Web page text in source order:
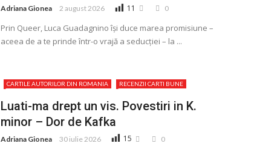
Adriana Gionea 2 august 2026 11 0
Prin Queer, Luca Guadagnino își duce marea promisiune –
aceea de a te prinde într-o vrajă a seducției – la ...
CARTILE AUTORILOR DIN ROMANIA RECENZII CARTI BUNE
Luati-ma drept un vis. Povestiri in K.
minor – Dor de Kafka
Adriana Gionea 30 iulie 2026 15 0